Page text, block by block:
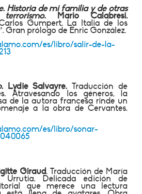
Historia de mi familia y de otras
Mario Calabresi.
Gumpert. La Italia de los
Gran prólogo de Enric González.
es/libro/salir-de-la-
Lydie Salvayre.Traducción de
Atravesando los géneros, la
de la autora francesa rinde un
a la obra de Cervantes.
es/libro/sonar-
Giraud. Traducción de María
Urrutia. Delicada edición de
que merece una lectura